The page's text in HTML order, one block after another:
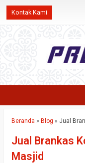
Kontak Kami
Beranda » Blog » Jual
Jual Brankas
Masjid